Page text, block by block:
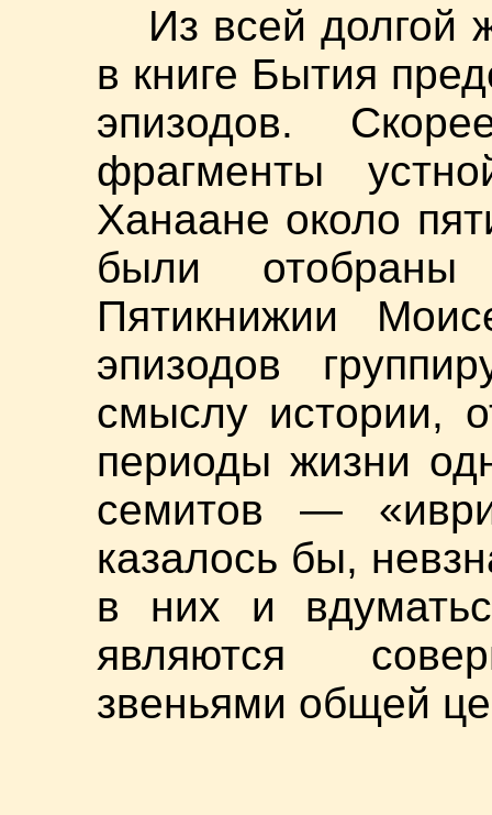
Из всей долгой
в книге Бытия
эпизодов.
фрагменты
Ханаане около
были
Пятикнижии
эпизодов
смыслу истории,
периоды жизни
семитов —
казалось бы,
в них и
являются
звеньями общей